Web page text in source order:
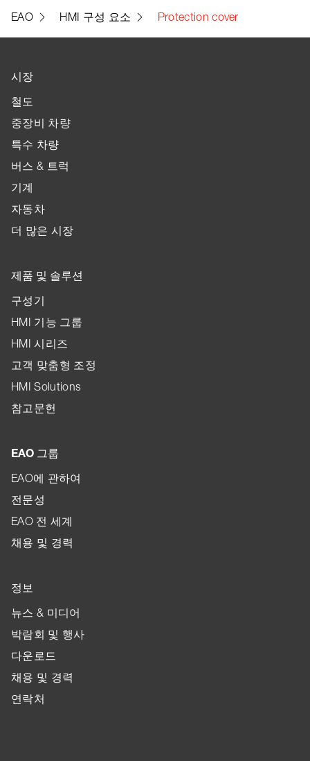
EAO HMI 구성 요소 Protection cover
시장
철도
중장비 차량
특수 차량
버스 & 트럭
기계
자동차
더 많은 시장
제품 및 솔루션
구성기
HMI 기능 그룹
HMI 시리즈
고객 맞춤형 조정
HMI Solutions
참고문헌
EAO 그룹
EAO에 관하여
전문성
EAO 전 세계
채용 및 경력
정보
뉴스 & 미디어
박람회 및 행사
다운로드
채용 및 경력
연락처